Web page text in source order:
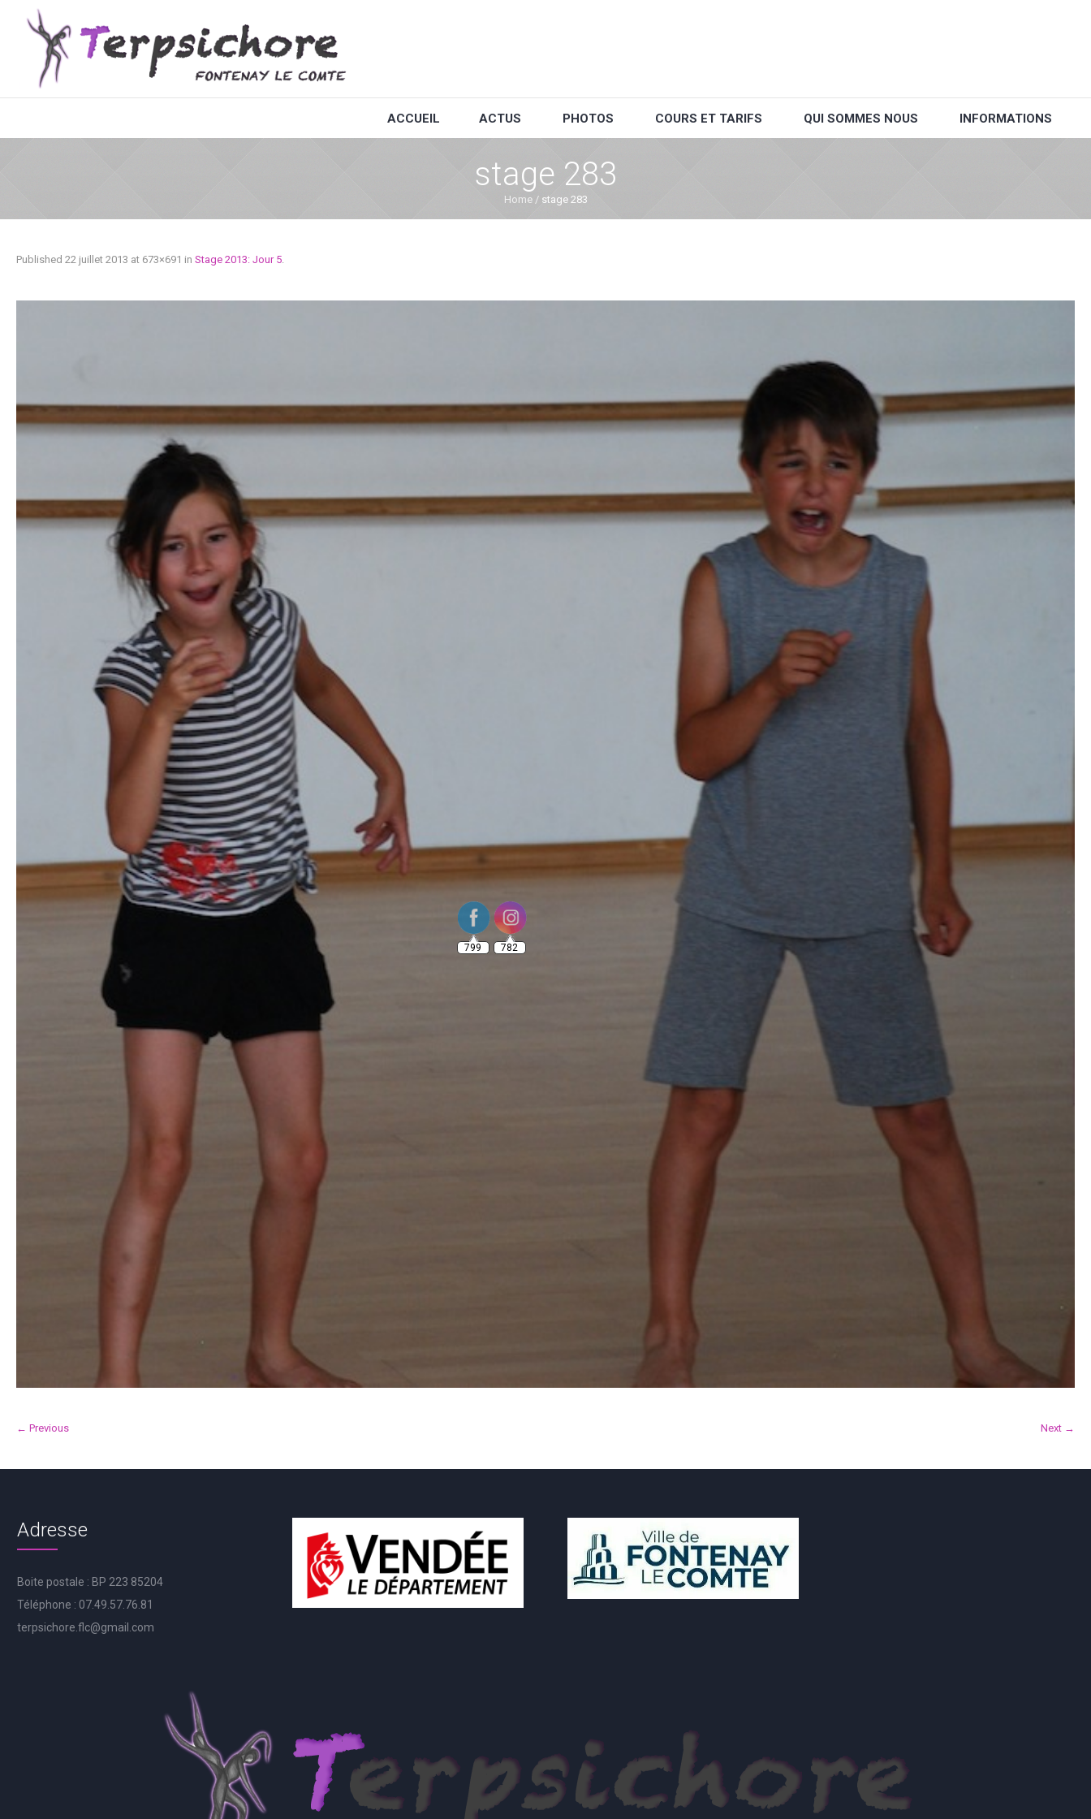
ACCUEIL ACTUS PHOTOS COURS ET TARIFS QUI SOMMES NOUS INFORMATIONS
stage 283
Home / stage 283
Published 22 juillet 2013 at 673×691 in Stage 2013: Jour 5.
← Previous Next →
Adresse
Boite postale : BP 223 85204
Téléphone : 07.49.57.76.81
terpsichore.flc@gmail.com